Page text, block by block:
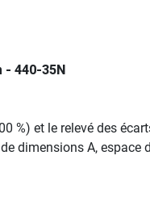
- 440-35N
%) et le relevé des
dimensions A, espace